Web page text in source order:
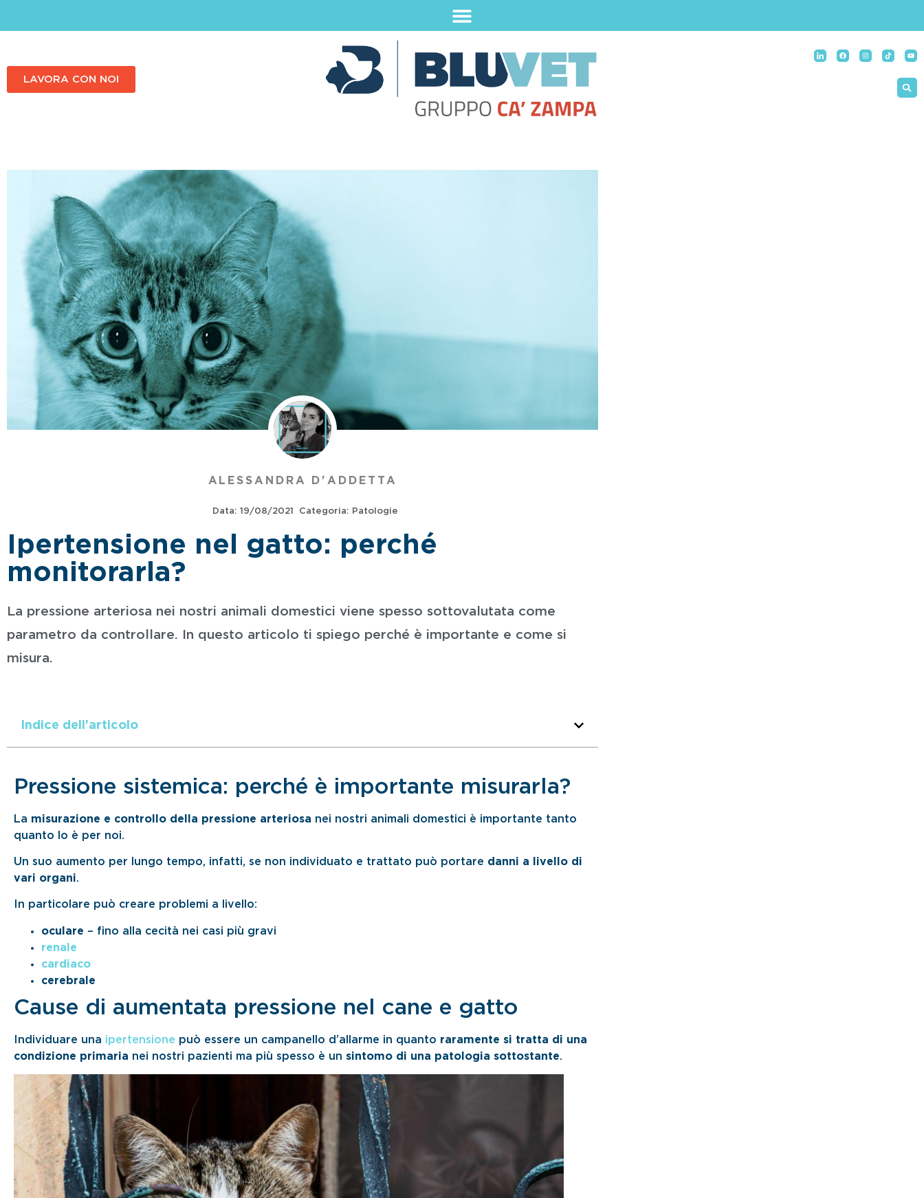
LAVORA CON NOI
ALESSANDRA D'ADDETTA
Data: 19/08/2021 Categoria: Patologie
Ipertensione nel gatto: perché
monitorarla?
La pressione arteriosa nei nostri animali domestici viene spesso sottovalutata come
parametro da controllare. In questo articolo ti spiego perché è importante e come si
misura.
Indice dell'articolo
Pressione sistemica: perché è importante misurarla?
La misurazione e controllo della pressione arteriosa nei nostri animali domestici è importante tanto
quanto lo è per noi.
Un suo aumento per lungo tempo, infatti, se non individuato e trattato può portare danni a livello di
vari organi.
In particolare può creare problemi a livello:
oculare – fino alla cecità nei casi più gravi
renale
cardiaco
cerebrale
Cause di aumentata pressione nel cane e gatto
Individuare una ipertensione può essere un campanello d’allarme in quanto raramente si tratta di una
condizione primaria nei nostri pazienti ma più spesso è un sintomo di una patologia sottostante.